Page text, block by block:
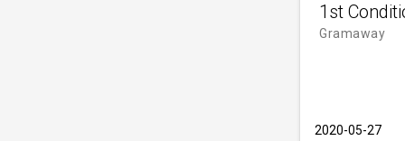
1st
Gramaway
2020-05-27